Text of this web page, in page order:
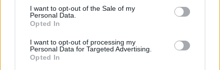
I want to opt-out of the Sale of my
Personal Data.
Opted In
I want to opt-out of processing my
Personal Data for Targeted Advertising.
Opted In
Doprowadzą cię do owocowej
ekstazy i wzmocnią odporność. 6
łatwych przepisów na kiszone owoce